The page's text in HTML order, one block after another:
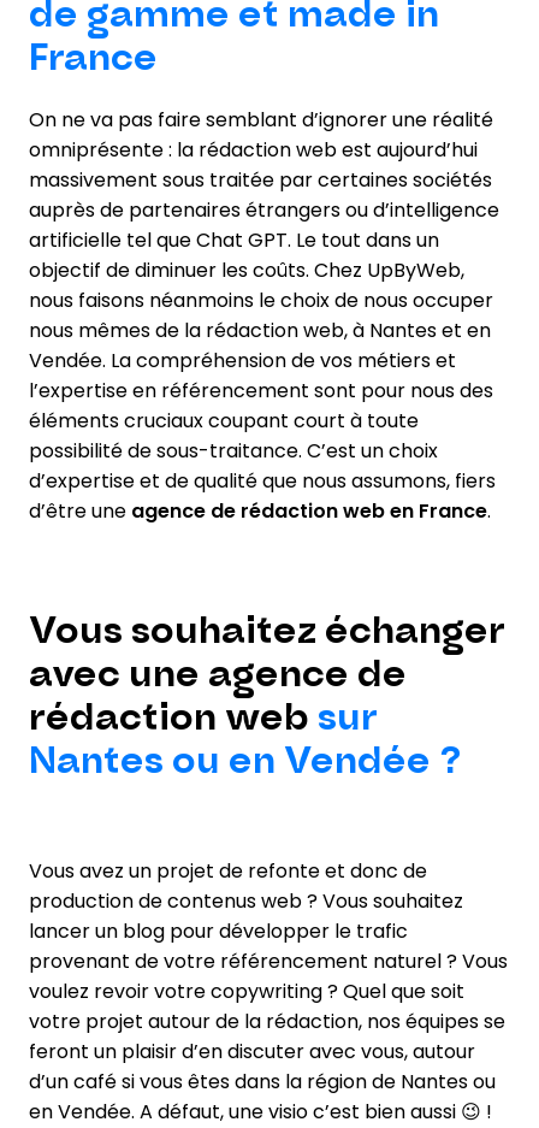
de gamme et made in
France
On ne va pas faire semblant d’ignorer une réalité
omniprésente : la rédaction web est aujourd’hui
massivement sous traitée par certaines sociétés
auprès de partenaires étrangers ou d’intelligence
artificielle tel que Chat GPT. Le tout dans un
objectif de diminuer les coûts. Chez UpByWeb,
nous faisons néanmoins le choix de nous occuper
nous mêmes de la rédaction web, à Nantes et en
Vendée. La compréhension de vos métiers et
l’expertise en référencement sont pour nous des
éléments cruciaux coupant court à toute
possibilité de sous-traitance. C’est un choix
d’expertise et de qualité que nous assumons, fiers
d’être une agence de rédaction web en France.
Vous souhaitez échanger
avec une agence de
rédaction web sur
Nantes ou en Vendée ?
Vous avez un projet de refonte et donc de
production de contenus web ? Vous souhaitez
lancer un blog pour développer le trafic
provenant de votre référencement naturel ? Vous
voulez revoir votre copywriting ? Quel que soit
votre projet autour de la rédaction, nos équipes se
feront un plaisir d’en discuter avec vous, autour
d’un café si vous êtes dans la région de Nantes ou
en Vendée. A défaut, une visio c’est bien aussi 😉 !